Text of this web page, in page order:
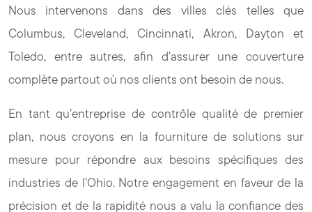
Nous intervenons dans des villes clés telles que
Columbus, Cleveland, Cincinnati, Akron, Dayton et
Toledo, entre autres, afin d’assurer une couverture
complète partout où nos clients ont besoin de nous.
En tant qu’entreprise de contrôle qualité de premier
plan, nous croyons en la fourniture de solutions sur
mesure pour répondre aux besoins spécifiques des
industries de l’Ohio. Notre engagement en faveur de la
précision et de la rapidité nous a valu la confiance des